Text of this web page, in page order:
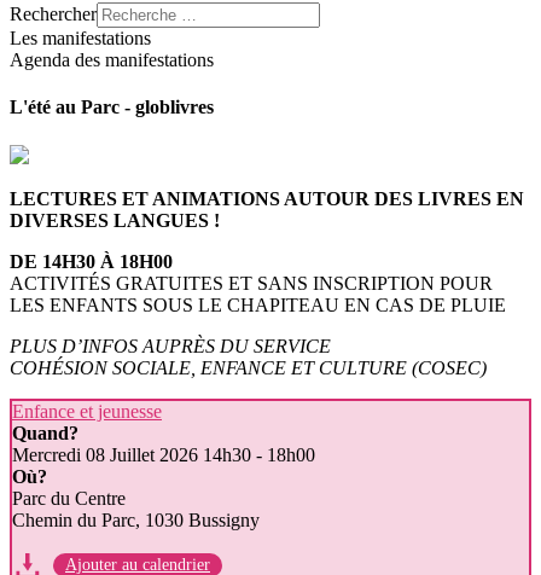
Rechercher
Les manifestations
Agenda des manifestations
L'été au Parc - globlivres
LECTURES ET ANIMATIONS AUTOUR DES LIVRES EN
DIVERSES LANGUES !
DE 14H30 À 18H00
ACTIVITÉS GRATUITES ET SANS INSCRIPTION POUR
LES ENFANTS SOUS LE CHAPITEAU EN CAS DE PLUIE
PLUS D’INFOS AUPRÈS DU SERVICE
COHÉSION SOCIALE, ENFANCE ET CULTURE (COSEC)
Enfance et jeunesse
Quand?
Mercredi 08 Juillet 2026 14h30 - 18h00
Où?
Parc du Centre
Chemin du Parc, 1030 Bussigny
Ajouter au calendrier